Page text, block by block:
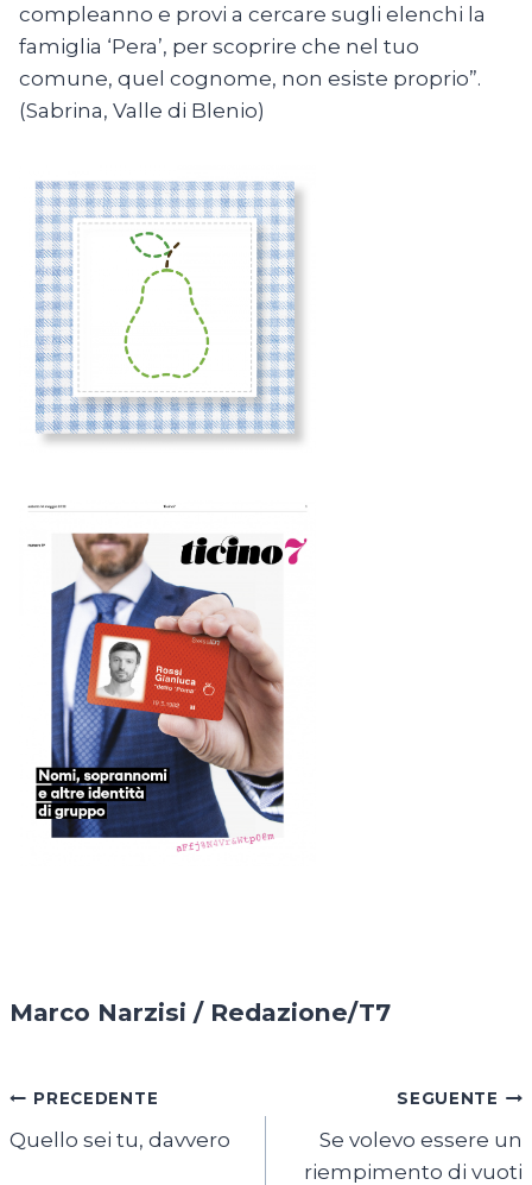
compleanno e provi a cercare sugli elenchi la
famiglia ‘Pera’, per scoprire che nel tuo
comune, quel cognome, non esiste proprio”.
(Sabrina, Valle di Blenio)
Marco Narzisi / Redazione/T7
Navigazione
articoli
PRECEDENTE
Quello sei tu, davvero
SEGUENTE
Se volevo essere un
riempimento di vuoti